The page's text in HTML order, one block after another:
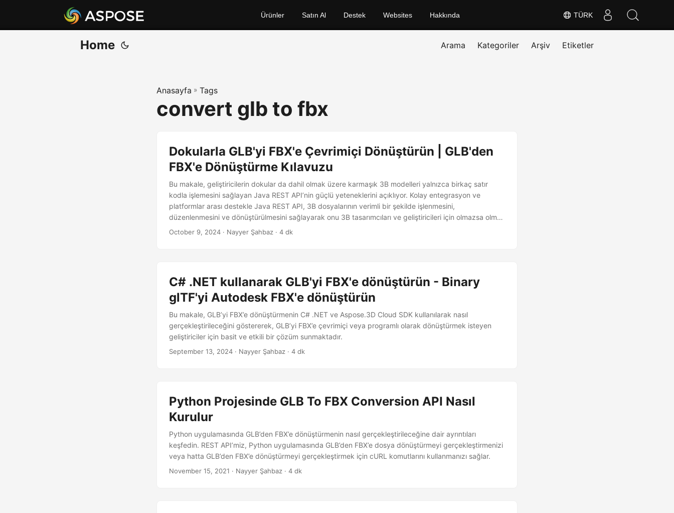
TÜRK
Ürünler Satın Al Destek Websites Hakkında
Home Arama Kategoriler Arşiv Etiketler
Anasayfa » Tags
convert glb to fbx
Dokularla GLB'yi FBX'e Çevrimiçi Dönüştürün | GLB'den
FBX'e Dönüştürme Kılavuzu
Bu makale, geliştiricilerin dokular da dahil olmak üzere karmaşık 3B modelleri yalnızca birkaç satır
kodla işlemesini sağlayan Java REST API’nin güçlü yeteneklerini açıklıyor. Kolay entegrasyon ve
platformlar arası destekle Java REST API, 3B dosyalarının verimli bir şekilde işlenmesini,
düzenlenmesini ve dönüştürülmesini sağlayarak onu 3B tasarımcıları ve geliştiricileri için olmazsa olmaz
bir araç haline getiriyor.
October 9, 2024 · Nayyer Şahbaz · 4 dk
C# .NET kullanarak GLB'yi FBX'e dönüştürün - Binary
glTF'yi Autodesk FBX'e dönüştürün
Bu makale, GLB’yi FBX’e dönüştürmenin C# .NET ve Aspose.3D Cloud SDK kullanılarak nasıl
gerçekleştirileceğini göstererek, GLB’yi FBX’e çevrimiçi veya programlı olarak dönüştürmek isteyen
geliştiriciler için basit ve etkili bir çözüm sunmaktadır.
September 13, 2024 · Nayyer Şahbaz · 4 dk
Python Projesinde GLB To FBX Conversion API Nasıl
Kurulur
Python uygulamasında GLB’den FBX’e dönüştürmenin nasıl gerçekleştirileceğine dair ayrıntıları
keşfedin. REST API’miz, Python uygulamasında GLB’den FBX’e dosya dönüştürmeyi gerçekleştirmenizi
veya hatta GLB’den FBX’e dönüştürmeyi gerçekleştirmek için cURL komutlarını kullanmanızı sağlar.
November 15, 2021 · Nayyer Şahbaz · 4 dk